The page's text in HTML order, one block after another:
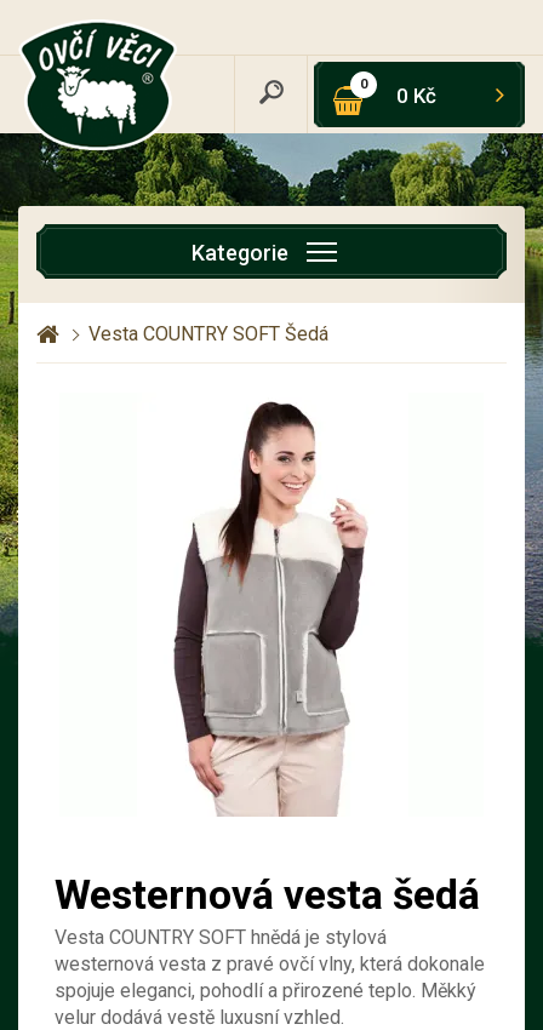
0 0 Kč
Kategorie
Vesta COUNTRY SOFT Šedá
Westernová vesta šedá
Vesta COUNTRY SOFT hnědá je stylová
westernová vesta z pravé ovčí vlny, která dokonale
spojuje eleganci, pohodlí a přirozené teplo. Měkký
velur dodává vestě luxusní vzhled.